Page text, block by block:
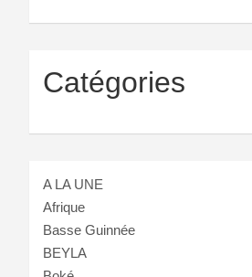
Catégories
A LA UNE
Afrique
Basse Guinnée
BEYLA